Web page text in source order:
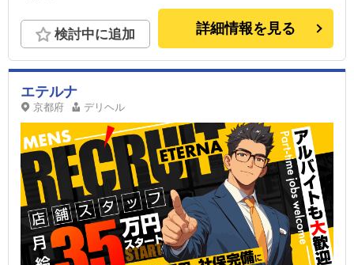
歩6分
検討中に追加 詳細情報を見る
エテルナ
京都府 デリヘル